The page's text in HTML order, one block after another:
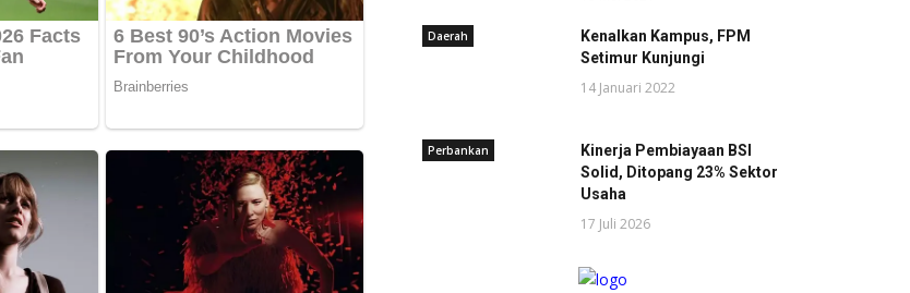
Daerah
Kenalkan Kampus, FPM
Setimur Kunjungi
14 Januari 2022
Perbankan
Kinerja Pembiayaan BSI
Solid, Ditopang 23% Sektor
Usaha
17 Juli 2026